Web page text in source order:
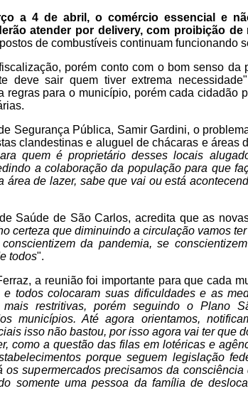
a 4 de abril, o comércio essencial e
atender por delivery, com proibição
de combustíveis continuam funcionando
porém conto com o bom senso da
deve sair quem tiver extrema
regras para o município, porém cada cidadão
Segurança Pública, Samir Gardini, o
clandestinas e aluguel de chácaras e áreas
quem é proprietário desses locais
a colaboração da população para que
área de lazer, sabe que vai ou está
Saúde de São Carlos, acredita que as
certeza que diminuindo a circulação vamos
da pandemia, se
todos".
a reunião foi importante para que cada
todos colocaram suas dificuldades e as
mais restritivas, porém seguindo o Plano
municípios. Até agora orientamos,
isso não bastou, por isso agora vai ter que
como a questão das filas em lotéricas e
porque seguem legislação
os supermercados precisamos da
somente uma pessoa da família de